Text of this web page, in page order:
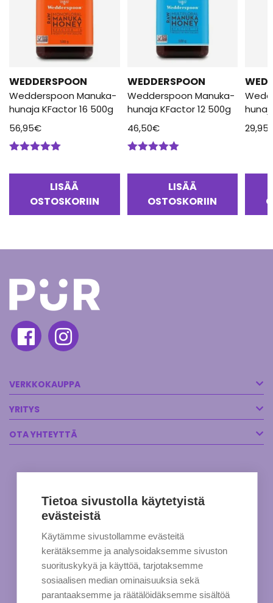
WEDDERSPOON
Wedderspoon Manuka-
hunaja KFactor 16 500g
56,95€
LISÄÄ
OSTOSKORIIN
WEDDERSPOON
Wedderspoon Manuka-
hunaja KFactor 12 500g
46,50€
LISÄÄ
OSTOSKORIIN
29,95
VERKKOKAUPPA
YRITYS
OTA YHTEYTTÄ
Tietoa sivustolla käytetyistä
evästeistä
Käytämme sivustollamme evästeitä
kerätäksemme ja analysoidaksemme sivuston
suorituskykyä ja käyttöä, tarjotaksemme
sosiaalisen median ominaisuuksia sekä
parantaaksemme ja räätälöidäksemme sisältöä